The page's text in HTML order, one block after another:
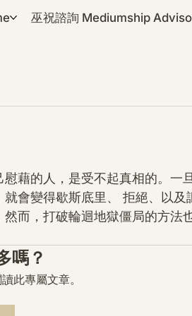
巫祝諮詢 Mediumship
藉的人，是受不起真相的。一
會變得歇斯底里、 拒絕、以及
而，打破輪迴地獄僵局的方法
嗎？
此專屬文章。